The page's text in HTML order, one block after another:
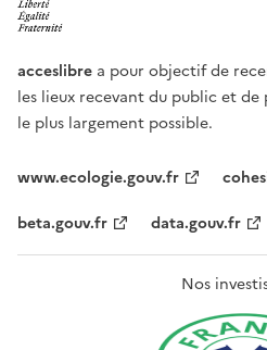
acceslibre a pour objectif de
les lieux recevant du public et
le plus largement possible.
www.ecologie.gouv.fr
beta.gouv.fr
data.gouv.fr
Nos